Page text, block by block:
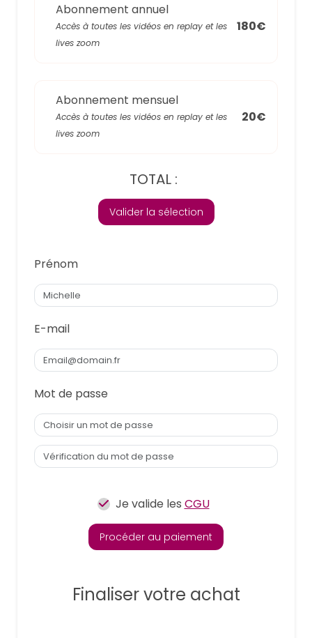
Abonnement annuel
Accès à toutes les vidéos en replay et les
lives zoom
180€
Abonnement mensuel
Accès à toutes les vidéos en replay et les
lives zoom
20€
TOTAL :
Valider la sélection
Prénom
E-mail
Mot de passe
Je valide les CGU
Procéder au paiement
Finaliser votre achat